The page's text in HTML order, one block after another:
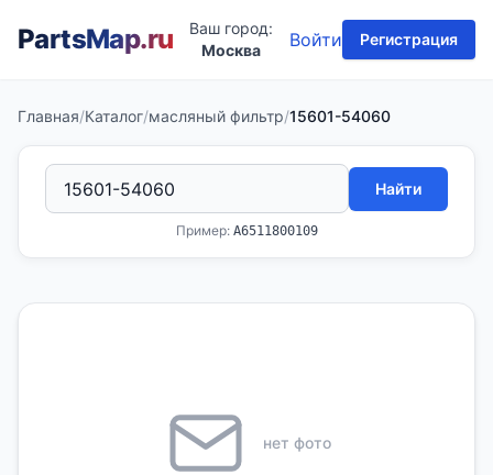
PartsMap.ru
Ваш город:
Москва
Войти Регистрация
Главная/Каталог/масляный фильтр/15601-54060
Найти
Пример: A6511800109
нет фото